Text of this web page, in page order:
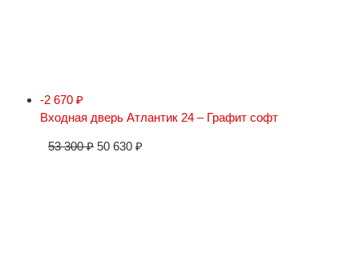
-2 670 ₽
Входная дверь Атлантик 24 – Графит софт
53 300₽ 50 630 ₽